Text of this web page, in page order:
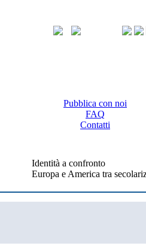
Pubblica con noi
FAQ
Contatti
Identità a confronto
Europa e America tra